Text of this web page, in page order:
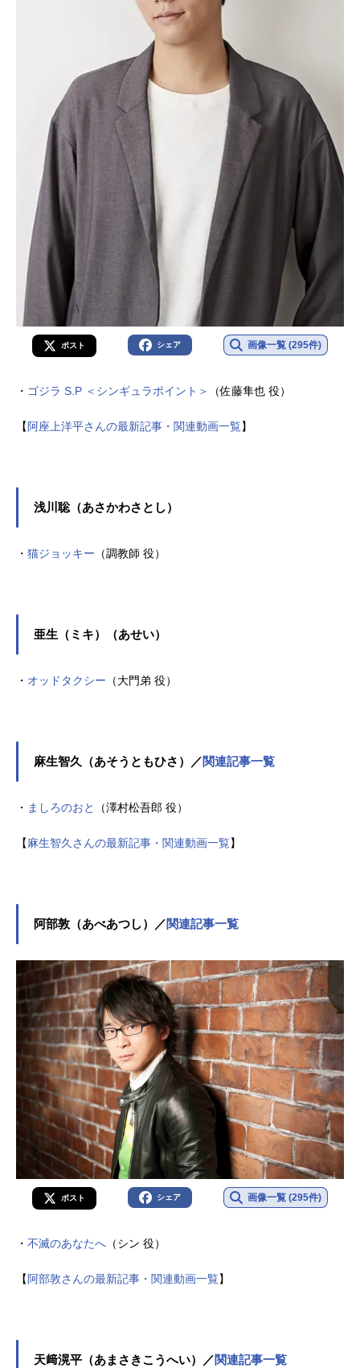
ポスト シェア 画像一覧 (295件)
・ ゴジラ S.P ＜シンギュラポイント＞ （佐藤隼也 役）
【 阿座上洋平さんの最新記事・関連動画一覧】
浅川聡（あさかわさとし）
・ 猫ジョッキー （調教師 役）
亜生（ミキ）（あせい）
・ オッドタクシー （大門弟 役）
麻生智久（あそうともひさ）／関連記事一覧
・ ましろのおと （澤村松吾郎 役）
【麻生智久さんの最新記事・関連動画一覧】
阿部敦（あべあつし）／関連記事一覧
ポスト シェア 画像一覧 (295件)
・ 不滅のあなたへ （シン 役）
【 阿部敦さんの最新記事・関連動画一覧】
天﨑滉平（あまさきこうへい）／関連記事一覧